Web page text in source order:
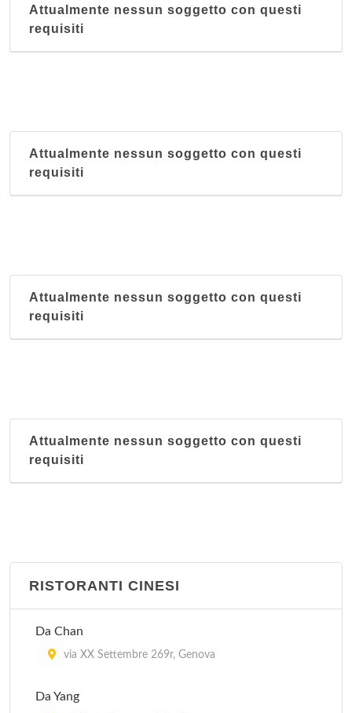
Attualmente nessun soggetto con questi
requisiti
Attualmente nessun soggetto con questi
requisiti
Attualmente nessun soggetto con questi
requisiti
Attualmente nessun soggetto con questi
requisiti
RISTORANTI CINESI
Da Chan
via XX Settembre 269r, Genova
Da Yang